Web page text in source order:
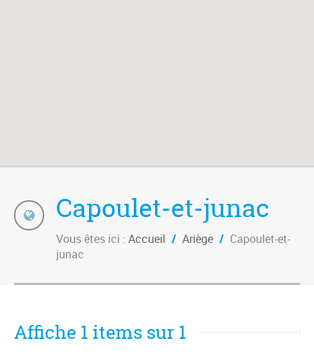
Capoulet-et-junac
Vous êtes ici : Accueil / Ariège / Capoulet-et-
junac
Affiche 1 items sur 1